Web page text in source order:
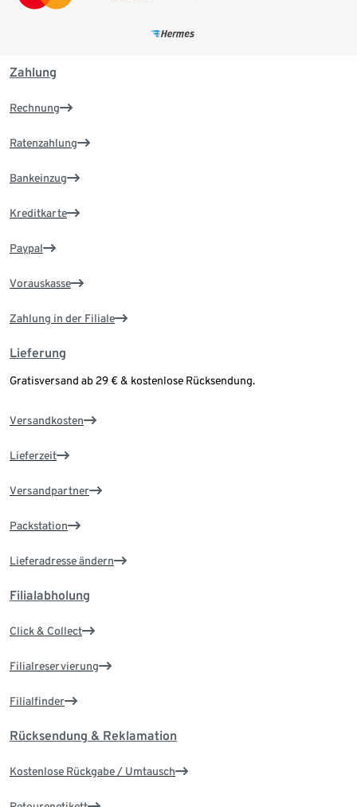
Zahlung
Rechnung
Ratenzahlung
Bankeinzug
Kreditkarte
Paypal
Vorauskasse
Zahlung in der Filiale
Lieferung
Gratisversand ab 29 € & kostenlose Rücksendung.
Versandkosten
Lieferzeit
Versandpartner
Packstation
Lieferadresse ändern
Filialabholung
Click & Collect
Filialreservierung
Filialfinder
Rücksendung & Reklamation
Kostenlose Rückgabe / Umtausch